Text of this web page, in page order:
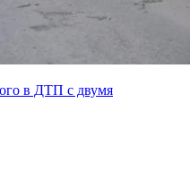
в ДТП с двумя